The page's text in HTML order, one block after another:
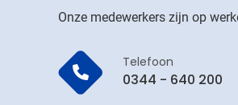
Onze medewerkers zijn op
Telefoon
0344 - 640 200